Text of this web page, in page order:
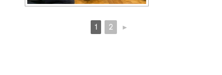
1 2 ►